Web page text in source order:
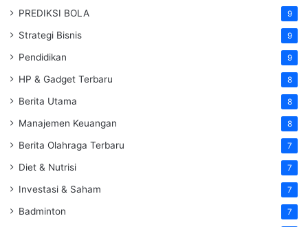
PREDIKSI BOLA 9
Strategi Bisnis 9
Pendidikan 9
HP & Gadget Terbaru 8
Berita Utama 8
Manajemen Keuangan 8
Berita Olahraga Terbaru 7
Diet & Nutrisi 7
Investasi & Saham 7
Badminton 7